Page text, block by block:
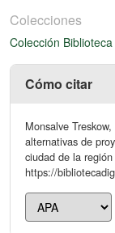
Colecciones
Colección Biblioteca
Cómo citar
Monsalve
alternativas de
ciudad de la
https://